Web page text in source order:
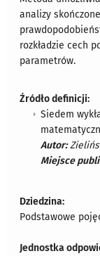
analizy
rozkładzie cech
parametrów.
Źródło definicji:
Siedem
Autor:
Miejsce
Dziedzina:
Podstawowe
Jednostka